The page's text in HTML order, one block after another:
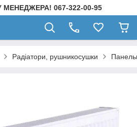
067-322-00-95
Радіатори, рушникосушки